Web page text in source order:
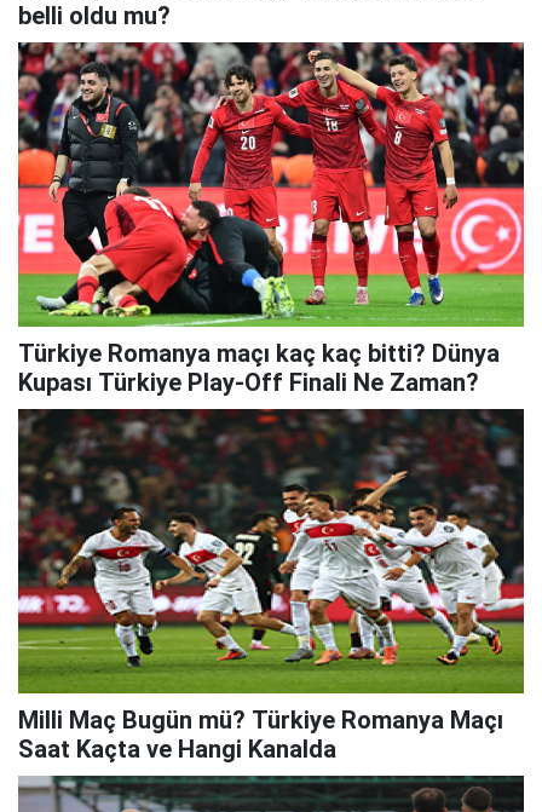
belli oldu mu?
Türkiye Romanya maçı kaç kaç bitti? Dünya
Kupası Türkiye Play-Off Finali Ne Zaman?
Milli Maç Bugün mü? Türkiye Romanya Maçı
Saat Kaçta ve Hangi Kanalda